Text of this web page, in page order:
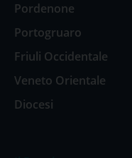
Pordenone
Portogruaro
Friuli Occidentale
Veneto Orientale
Diocesi